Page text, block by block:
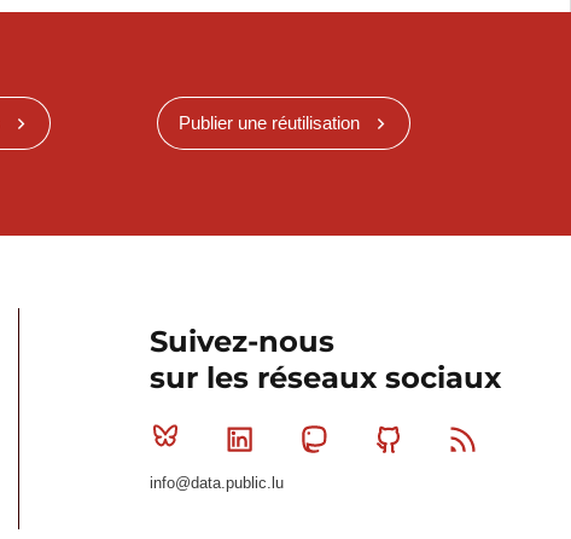
Publier une réutilisation
Suivez-nous
sur les réseaux sociaux
Bluesky Linkedin MastodonGithub
info@data.public.lu